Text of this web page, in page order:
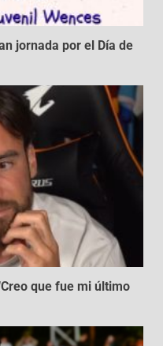
jornada por el Día de
que fue mi último